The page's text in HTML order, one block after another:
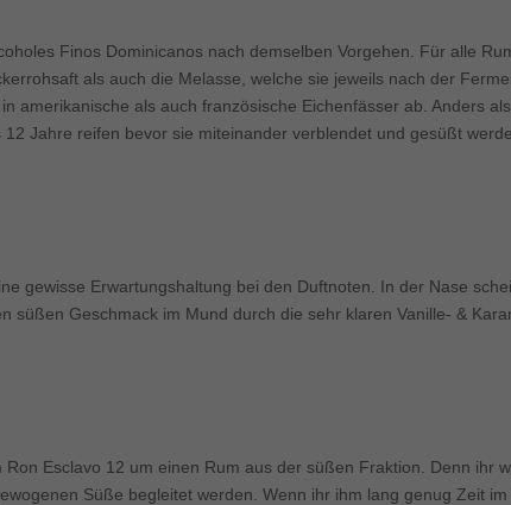
Finos Dominicanos nach demselben Vorgehen. Für alle
als auch die Melasse, welche sie jeweils nach der
amerikanische als auch französische Eichenfässer ab. Anders
Jahre reifen bevor sie miteinander verblendet und gesüßt
gewisse Erwartungshaltung bei den Duftnoten. In der Nase
süßen Geschmack im Mund durch die sehr klaren Vanille- &
Esclavo 12 um einen Rum aus der süßen Fraktion. Denn ihr
Süße begleitet werden. Wenn ihr ihm lang genug Zeit